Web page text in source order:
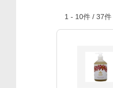
1 - 10件 / 37件